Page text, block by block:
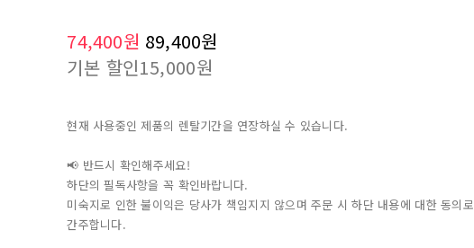
74,400원 89,400원
기본 할인15,000원
현재 사용중인 제품의 렌탈기간을 연장하실 수 있습니다.
📢 반드시 확인해주세요!
하단의 필독사항을 꼭 확인바랍니다.
미숙지로 인한 불이익은 당사가 책임지지 않으며 주문 시 하단 내용에 대한 동의로
간주합니다.